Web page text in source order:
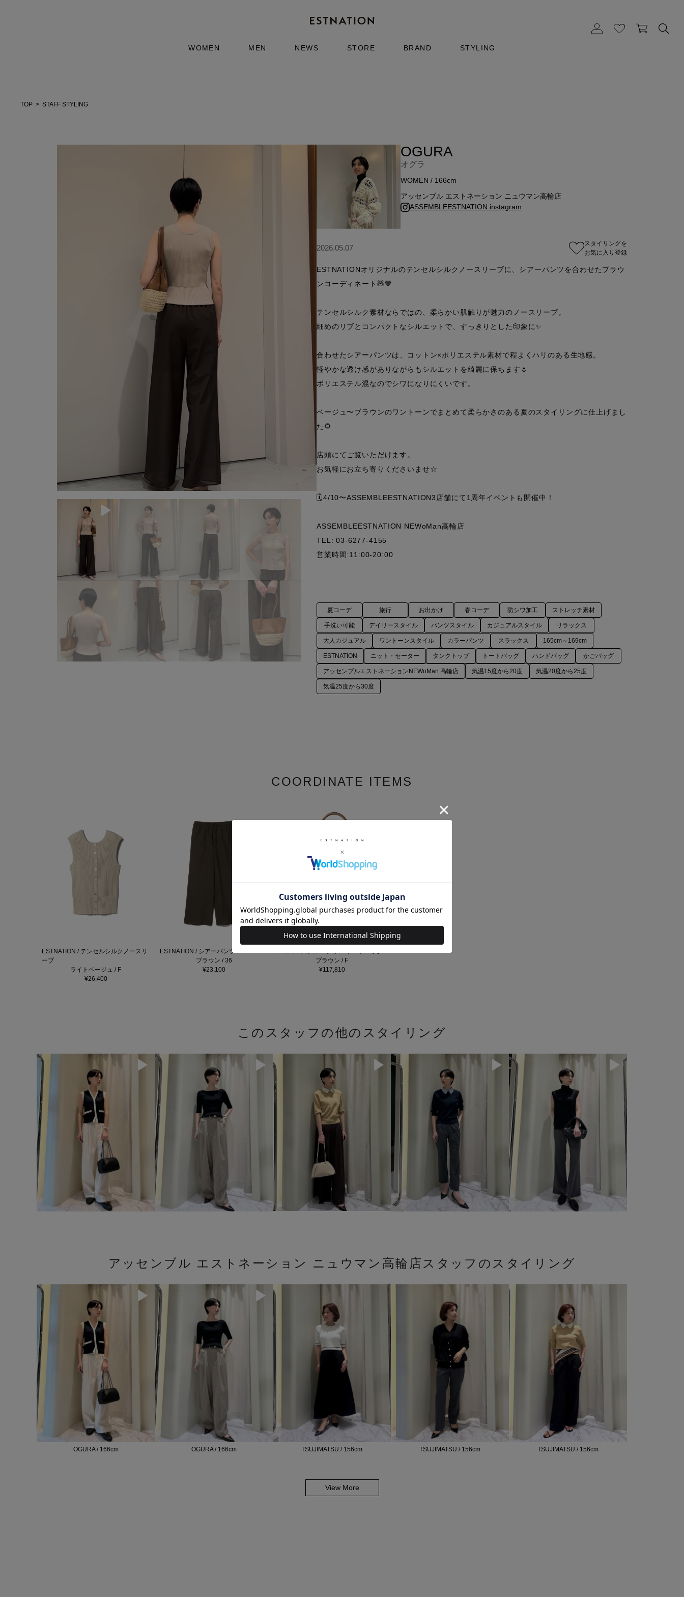
WOMEN MEN NEWS STORE BRAND STYLING
TOP STAFF STYLING
OGURA
オグラ
WOMEN / 166cm
アッセンブル エストネーション ニュウマン高輪店
ASSEMBLEESTNATION instagram
スタイリングを
お気に入り登録
2026.05.07
ESTNATIONオリジナルのテンセルシルクノースリーブに、シアーパンツを合わせたブラウ
ンコーディネート🧸🤎
テンセルシルク素材ならではの、柔らかい肌触りが魅力のノースリーブ。
細めのリブとコンパクトなシルエットで、すっきりとした印象に✨
合わせたシアーパンツは、コットン×ポリエステル素材で程よくハリのある生地感。
軽やかな透け感がありながらもシルエットを綺麗に保ちます🌷
ポリエステル混なのでシワになりにくいです。
ベージュ〜ブラウンのワントーンでまとめて柔らかさのある夏のスタイリングに仕上げまし
た🌻
店頭にてご覧いただけます。
お気軽にお立ち寄りくださいませ☆
🗓️4/10〜ASSEMBLEESTNATION3店舗にて1周年イベントも開催中！
ASSEMBLEESTNATION NEWoMan高輪店
TEL: 03-6277-4155
営業時間:11:00-20:00
夏コーデ 旅行 お出かけ 春コーデ 防シワ加工 ストレッチ素材
手洗い可能 デイリースタイル パンツスタイル カジュアルスタイル リラックス
大人カジュアル ワントーンスタイル カラーパンツ スラックス 165cm～169cm
ESTNATION ニット・セーター タンクトップ トートバッグ ハンドバッグ かごバッグ
アッセンブルエストネーションNEWoMan 高輪店 気温15度から20度 気温20度から25度
気温25度から30度
COORDINATE ITEMS
ESTNATION / テンセルシルクノースリ
ーブ
ライトベージュ / F
¥26,400
ESTNATION / シアーパンツ
ブラウン / 36
¥23,100
TOD'S / ストロー レザー トートバッグ
ブラウン / F
¥117,810
このスタッフの他のスタイリング
アッセンブル エストネーション ニュウマン高輪店スタッフのスタイリング
OGURA / 166cm OGURA / 166cm TSUJIMATSU / 156cm TSUJIMATSU / 156cm TSUJIMATSU / 156cm
View More